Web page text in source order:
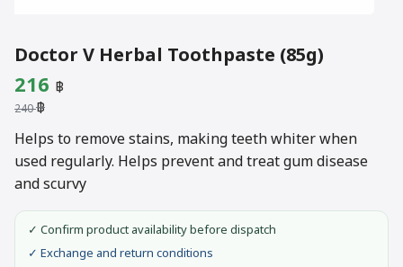
Doctor V Herbal Toothpaste (85g)
240฿
Original
price
was:
240 ฿.
216 ฿
is:
216 ฿.
Helps to remove stains, making teeth whiter when
used regularly. Helps prevent and treat gum disease
and scurvy
✓ Confirm product availability before dispatch
✓ Exchange and return conditions